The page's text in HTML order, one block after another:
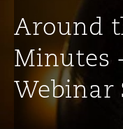
Around
Minutes
Webinar